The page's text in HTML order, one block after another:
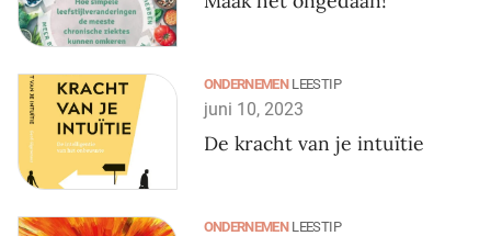
ONDERNEMEN LEESTIP
juni 10, 2023
De kracht van je intuïtie
ONDERNEMEN LEESTIP